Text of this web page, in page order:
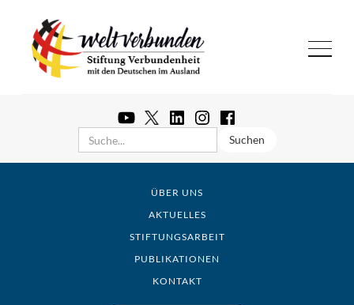
ÜBER UNS
AKTUELLES
STIFTUNGSARBEIT
PUBLIKATIONEN
KONTAKT